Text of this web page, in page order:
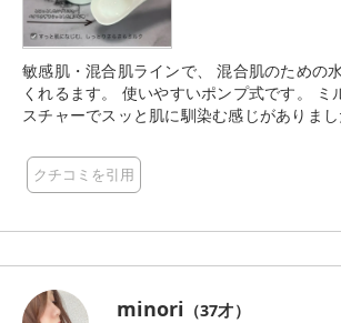
敏感肌・混合肌ラインで、 混合肌のための
くれるます。 使いやすいポンプ式です。 ミルクは滑らかなテク
スチャーでスッと肌に馴染む感じがありました。 わたし
た。 LIPS様を通して、 ミノン様からいただ
クチコミを引用
minori （37才）